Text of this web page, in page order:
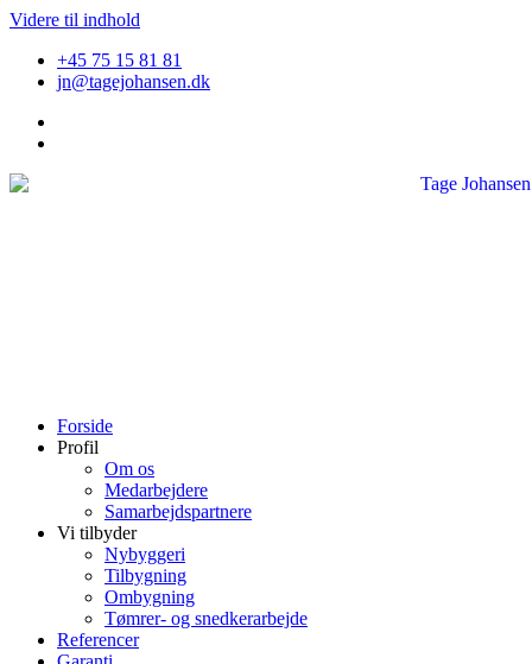
Videre til indhold
+45 75 15 81 81
jn@tagejohansen.dk
Forside
Profil
Om os
Medarbejdere
Samarbejdspartnere
Vi tilbyder
Nybyggeri
Tilbygning
Ombygning
Tømrer- og snedkerarbejde
Referencer